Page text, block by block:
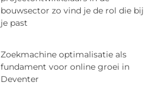
bouwsector zo vind je de rol die bij
je past
Zoekmachine optimalisatie als
fundament voor online groei in
Deventer